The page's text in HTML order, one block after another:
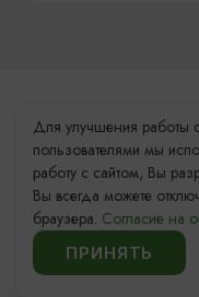
Контакты
+7 (4012)
8 (800) 200-
info@visit-
Для улучшения работы
пользователями мы
работу с сайтом, Вы
Вы всегда можете
браузера. Согласие на
ПРИНЯТЬ